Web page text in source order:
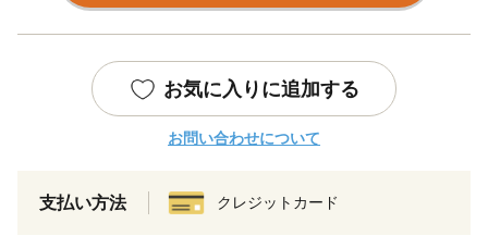
お気に入りに追加する
お問い合わせについて
支払い方法 クレジットカード